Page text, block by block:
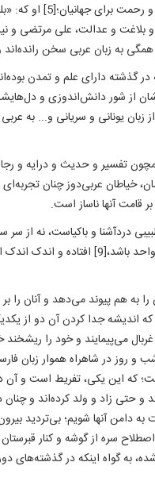
و عدالت، علی مرتضی و
در گذشته دارای علم و تمدن
از شور دانش‌اندوزی و
باشد)[8] آکنده بود، آن علوم از
تفسیر و حدیث و درایه و
خیاطان عربی‌دوز چنان
قامت آنها ناساز است.
دردآشنا و باکیاست، نه
امتی که قرار بود به سفارش
به هم پیوند می‌دهد و آنان را
که اندیشه جدا کردن آن دو
می‌پیمایند و خود را ریشخند
و روز در شاهراه هموار زبان
که این یکی، تفریط است و
و حتی زاد و ولد کرده‌اند و
به دامن آنها شویم؛ بی‌تردید
سره از گوشه و کنار
به گواه اینکه در